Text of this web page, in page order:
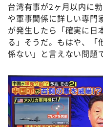
ＬＩＦＥ～夢のカタチ
新婚さんいらっしゃい
ポツンと一軒家
ザキ山小屋本館
ぺこぱのまるスポ
アナ回覧板
台湾有事が2ヶ月以内に
や軍事関係に詳しい専門
が発生したら「確実に日
る」そうだ。もはや、「
係ない」と言えない問題